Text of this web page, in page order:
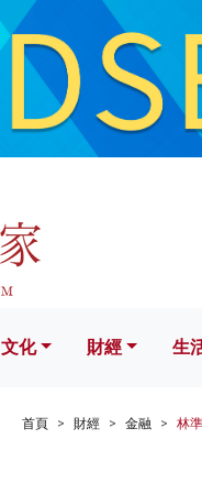
財經 生活
文化 財經 生
首頁 財經 金融 林